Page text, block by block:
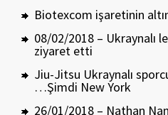
Biotexcom işaretinin
08/02/2018 – Ukraynalı
ziyaret etti
Jiu-Jitsu Ukraynalı
…Şimdi New York
26/01/2018 – Nathan